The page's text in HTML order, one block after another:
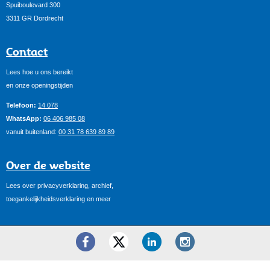
Spuiboulevard 300
3311 GR Dordrecht
Contact
Lees hoe u ons bereikt
en onze openingstijden
Telefoon: 14 078
WhatsApp: 06 406 985 08
vanuit buitenland: 00 31 78 639 89 89
Over de website
Lees over privacyverklaring, archief,
toegankelijkheidsverklaring en meer